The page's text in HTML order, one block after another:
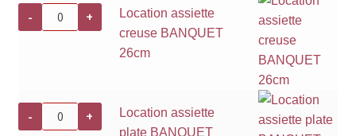
-
quantité
Location
+
Location assiette
creuse BANQUET
26cm
-
quantité
Location
+
Location assiette
plate BANQUET